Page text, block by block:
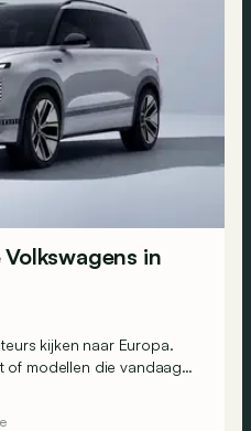
in
kijken naar Europa.
of modellen die vandaag